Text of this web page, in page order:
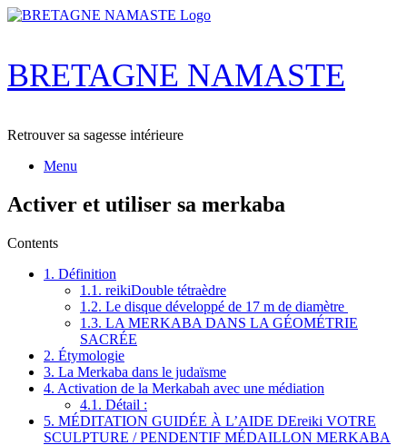
Skip
BRETAGNE NAMASTE
Retrouver sa sagesse intérieure
Menu
Activer et utiliser sa merkaba
Contents
1. Définition
1.1. reikiDouble tétraèdre
1.2. Le disque développé de 17 m de diamètre
1.3. LA MERKABA DANS LA GÉOMÉTRIE
SACRÉE
2. Étymologie
3. La Merkaba dans le judaïsme
4. Activation de la Merkabah avec une médiation
4.1. Détail :
5. MÉDITATION GUIDÉE À L’AIDE DEreiki VOTRE
SCULPTURE / PENDENTIF MÉDAILLON MERKABA